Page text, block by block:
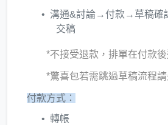
溝通&討論→付款→草稿
交稿
*不接受退款，排單在付款
*驚喜包若需跳過草稿流程
付款方式：
轉帳